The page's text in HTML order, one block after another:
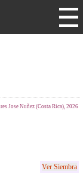
Jose Nuñez (Costa Rica), 2026
Ver Siembra